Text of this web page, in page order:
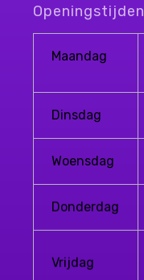
Openingstijden
Maandag
Dinsdag
Woensdag
Donderdag
Vrijdag